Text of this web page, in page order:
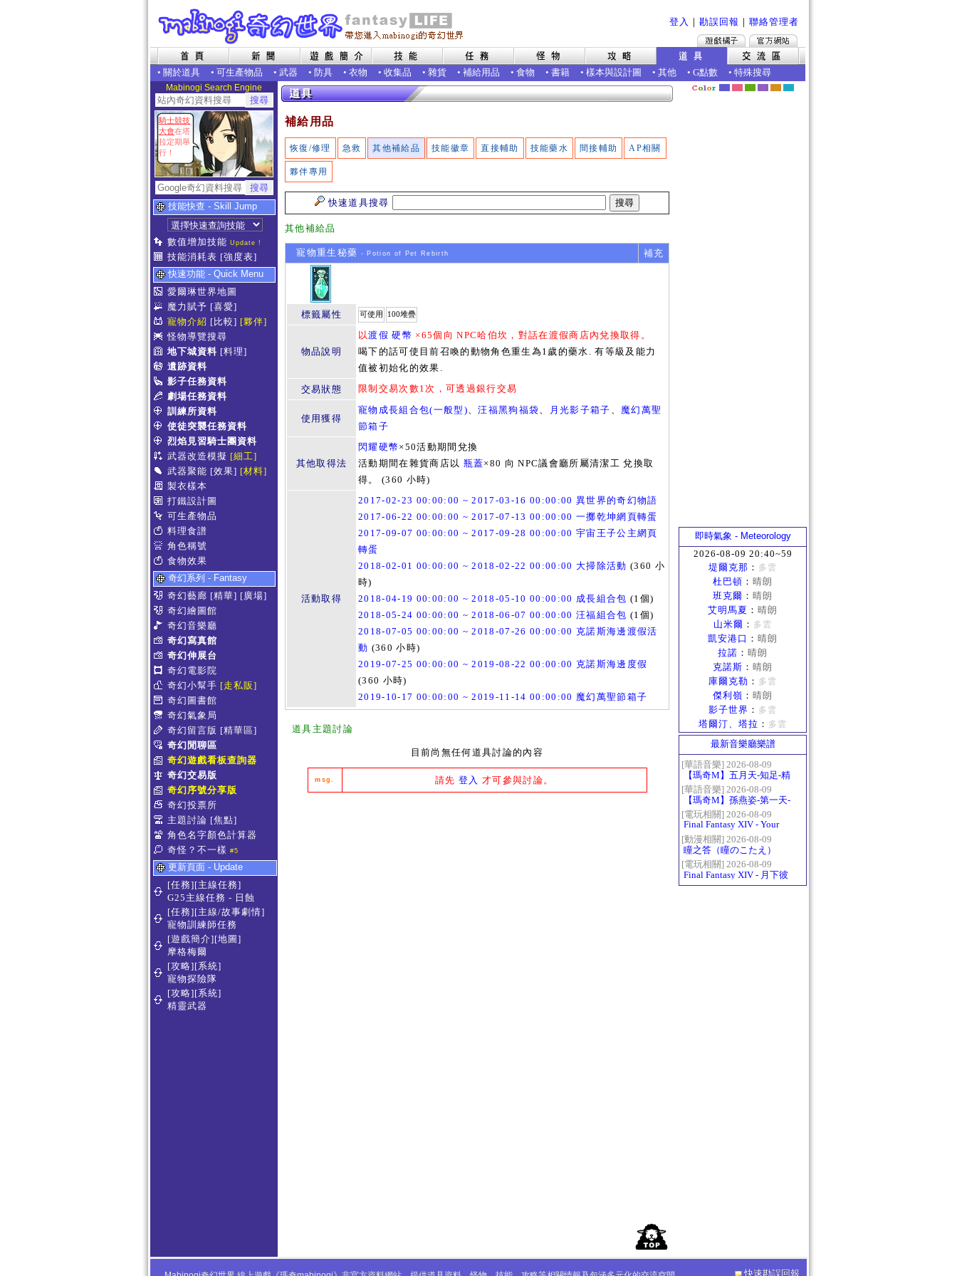
登入 ｜ 勘誤回報 ｜ 聯絡管理者
• 關於道具 • 可生產物品 • 武器 • 防具 • 衣物 • 收集品 • 雜貨 • 補給用品 • 食物 • 書籍 • 樣本與設計圖 • 其他 • G點數 • 特殊搜尋
Mabinogi Search Engine
騎士競技
大會在塔
拉定期舉
行！
技能快查 - Skill Jump
數值增加技能 Update !
技能消耗表 [強度表]
快速功能 - Quick Menu
愛爾琳世界地圖
魔力賦予 [喜愛]
寵物介紹 [比較] [夥伴]
怪物導覽搜尋
地下城資料 [料理]
遺跡資料
影子任務資料
劇場任務資料
訓練所資料
使徒突襲任務資料
烈焰見習騎士團資料
武器改造模擬 [細工]
武器聚能 [效果] [材料]
製衣樣本
打鐵設計圖
可生產物品
料理食譜
角色稱號
食物效果
奇幻系列 - Fantasy
奇幻藝廊 [精華] [廣場]
奇幻繪圖館
奇幻音樂廳
奇幻寫真館
奇幻伸展台
奇幻電影院
奇幻小幫手 [走私販]
奇幻圖書館
奇幻氣象局
奇幻留言版 [精華區]
奇幻閒聊區
奇幻遊戲看板查詢器
奇幻交易版
奇幻序號分享版
奇幻投票所
主題討論 [焦點]
角色名字顏色計算器
奇怪？不一樣 #5
更新頁面 - Update
[任務][主線任務]
G25主線任務 - 日蝕
[任務][主線/故事劇情]
寵物訓練師任務
[遊戲簡介][地圖]
摩格梅爾
[攻略][系統]
寵物探險隊
[攻略][系統]
精靈武器
補給用品
恢復/修理 急救 其他補給品 技能徽章 直接輔助 技能藥水 間接輔助 AP相關
夥伴專用
快速道具搜尋
其他補給品
寵物重生秘藥 - Potion of Pet Rebirth 補充
標籤屬性 可使用 100堆疊
物品說明
以渡假 硬幣 ×65個向 NPC哈伯坎，對話在渡假商店內兌換取得。
喝下的話可使目前召喚的動物角色重生為1歲的藥水. 有等級及能力
值被初始化的效果.
交易狀態
限制交易次數1次，可透過銀行交易
使用獲得
寵物成長組合包(一般型)、汪福黑狗福袋、 月光影子箱子 、 魔幻萬聖
節箱子
其他取得法
閃耀硬幣×50活動期間兌換
活動期間在雜貨商店以 瓶蓋×80 向 NPC議會廳所屬清潔工 兌換取
得。 (360 小時)
活動取得
2017-02-23 00:00:00 ~ 2017-03-16 00:00:00 異世界的奇幻物語
2017-06-22 00:00:00 ~ 2017-07-13 00:00:00 一擲乾坤網頁轉蛋
2017-09-07 00:00:00 ~ 2017-09-28 00:00:00 宇宙王子公主網頁
轉蛋
2018-02-01 00:00:00 ~ 2018-02-22 00:00:00 大掃除活動 (360 小
時)
2018-04-19 00:00:00 ~ 2018-05-10 00:00:00 成長組合包 (1個)
2018-05-24 00:00:00 ~ 2018-06-07 00:00:00 汪福組合包 (1個)
2018-07-05 00:00:00 ~ 2018-07-26 00:00:00 克諾斯海邊渡假活
動 (360 小時)
2019-07-25 00:00:00 ~ 2019-08-22 00:00:00 克諾斯海邊度假
(360 小時)
2019-10-17 00:00:00 ~ 2019-11-14 00:00:00 魔幻萬聖節箱子
道具主題討論
目前尚無任何道具討論的內容
msg. 請先 登入 才可參與討論。
即時氣象 - Meteorology
2026-08-09 20:40~59
堤爾克那 ： 多雲
杜巴頓 ： 晴朗
班克爾 ： 晴朗
艾明馬夏 ： 晴朗
山米爾 ： 多雲
凱安港口 ： 晴朗
拉諾 ： 晴朗
克諾斯 ： 晴朗
庫爾克勒 ： 多雲
傑利嶺 ： 晴朗
影子世界 ： 多雲
塔爾汀、塔拉 ： 多雲
最新音樂廳樂譜
[華語音樂] 2026-08-09
【瑪奇M】五月天-知足-精
修版
[華語音樂] 2026-08-09
【瑪奇M】孫燕姿-第一天-
精修版
[電玩相關] 2026-08-09
Final Fantasy XIV - Your
Answer
[動漫相關] 2026-08-09
瞳之答（瞳のこたえ）
[電玩相關] 2026-08-09
Final Fantasy XIV - 月下彼
岸花 ～蛮神ツクヨミ討滅
快速勘誤回報